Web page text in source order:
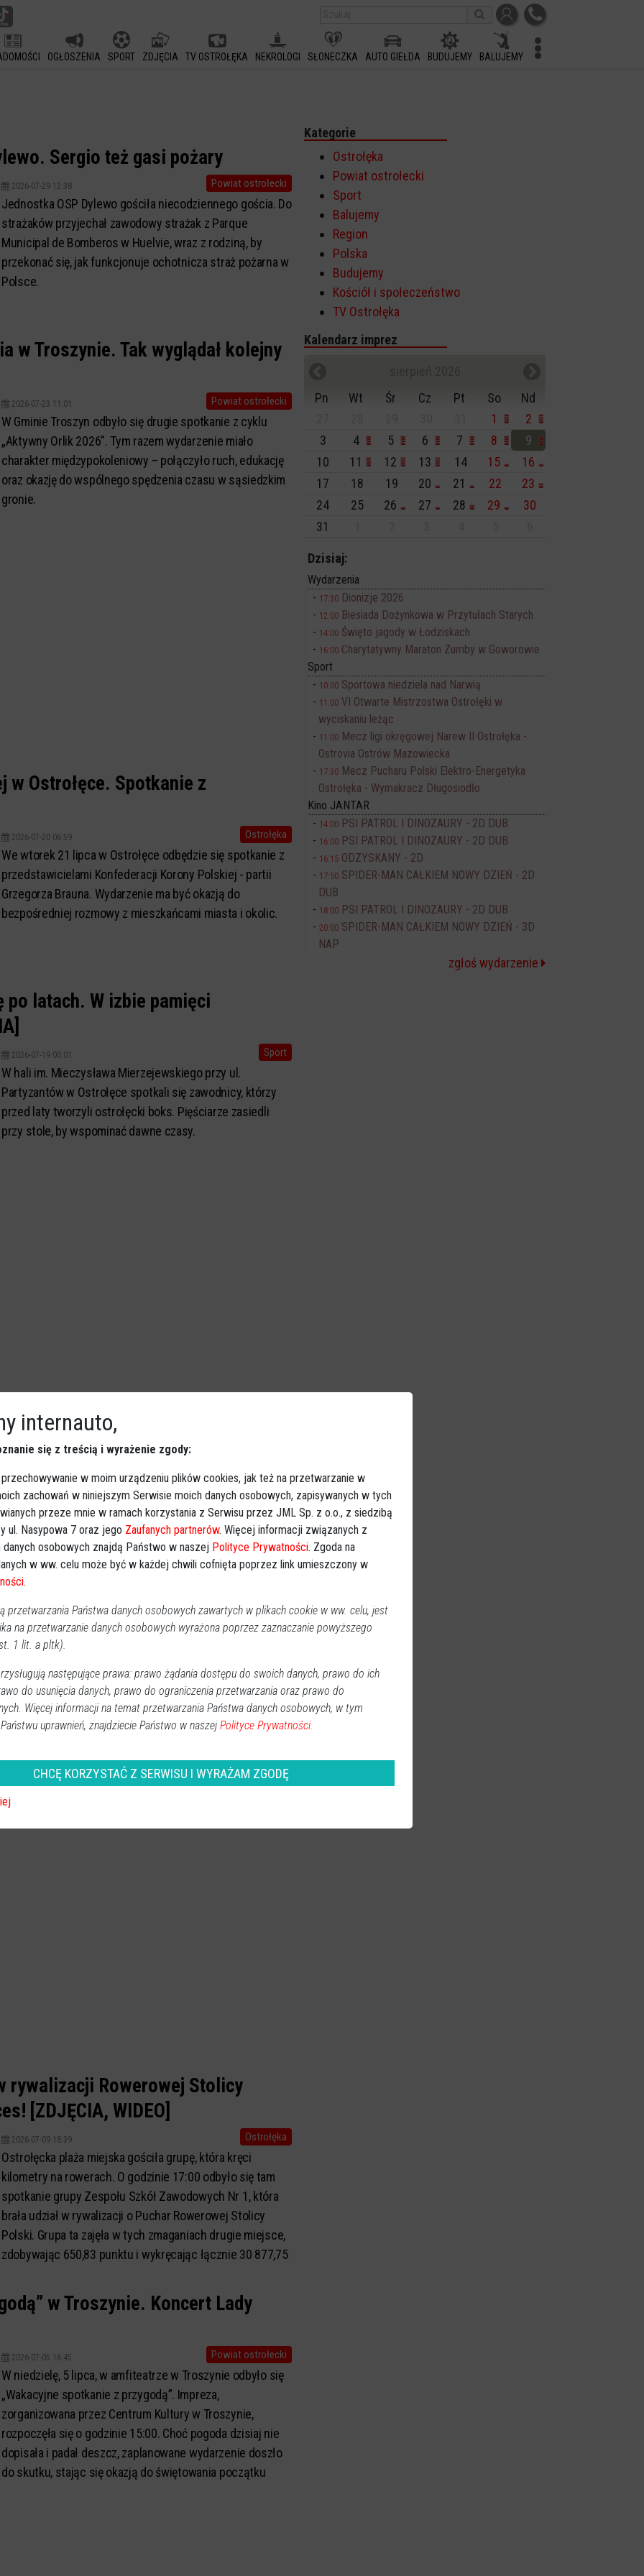
OGŁOSZENIA SPORT ZDJĘCIA TV OSTROŁĘKA NEKROLOGI SŁONECZKA AUTO GIEŁDA BUDUJEMY BALUJEMY
Sergio też gasi pożary
Powiat ostrołecki
2026-07-29 12:38
Jednostka OSP Dylewo gościła niecodziennego gościa. Do
strażaków przyjechał zawodowy strażak z Parque
Municipal de Bomberos w Huelvie, wraz z rodziną, by
przekonać się, jak funkcjonuje ochotnicza straż pożarna w
Polsce.
w Troszynie. Tak wyglądał kolejny
Powiat ostrołecki
2026-07-23 11:01
W Gminie Troszyn odbyło się drugie spotkanie z cyklu
„Aktywny Orlik 2026”. Tym razem wydarzenie miało
charakter międzypokoleniowy – połączyło ruch, edukację
oraz okazję do wspólnego spędzenia czasu w sąsiedzkim
gronie.
Ostrołęce. Spotkanie z
Ostrołęka
2026-07-20 06:59
We wtorek 21 lipca w Ostrołęce odbędzie się spotkanie z
przedstawicielami Konfederacji Korony Polskiej - partii
Grzegorza Brauna. Wydarzenie ma być okazją do
bezpośredniej rozmowy z mieszkańcami miasta i okolic.
latach. W izbie pamięci
Sport
2026-07-19 00:01
W hali im. Mieczysława Mierzejewskiego przy ul.
Partyzantów w Ostrołęce spotkali się zawodnicy, którzy
przed laty tworzyli ostrołęcki boks. Pięściarze zasiedli
przy stole, by wspominać dawne czasy.
na plażę. Przed nami
Ostrołęce
Ostrołęka
2026-07-15 12:36
Koło Gospodyń Miejskich w Ostrołęce organizuje letnie
spotkanie na świeżym powietrzu. Już w najbliższy
czwartek, 16 lipca, na plaży miejskiej odbędzie się
wydarzenie pod hasłem „Weekend Kobiecej Energii”.
Wspólna zabawa i relaks nad Narwią rozpoczną się o
godzinie 18:00.
Żochach. Kolejne spotkanie
Powiat ostrołecki
2026-07-15 12:05
W czwartek, 9 lipca, świetlica wiejska w Żochach gościła
hasłem „Sprawni Niepełnosprawni”. Wydarzenie to
zgromadziło osoby z niepełnosprawnościami oraz ich
opiekunów z czterech sąsiednich gmin: Czerwin,
rywalizacji Rowerowej Stolicy
[ZDJĘCIA, WIDEO]
Ostrołęka
2026-07-09 18:39
Ostrołęcka plaża miejska gościła grupę, która kręci
kilometry na rowerach. O godzinie 17:00 odbyło się tam
spotkanie grupy Zespołu Szkół Zawodowych Nr 1, która
brała udział w rywalizacji o Puchar Rowerowej Stolicy
Polski. Grupa ta zajęła w tych zmaganiach drugie miejsce,
zdobywając 650,83 punktu i wykręcając łącznie 30 877,75
w Troszynie. Koncert Lady
Powiat ostrołecki
2026-07-05 16:45
W niedzielę, 5 lipca, w amfiteatrze w Troszynie odbyło się
„Wakacyjne spotkanie z przygodą”. Impreza,
zorganizowana przez Centrum Kultury w Troszynie,
rozpoczęła się o godzinie 15:00. Choć pogoda dzisiaj nie
dopisała i padał deszcz, zaplanowane wydarzenie doszło
do skutku, stając się okazją do świętowania początku
Kategorie
Ostrołęka
Powiat ostrołecki
Sport
Balujemy
Region
Polska
Budujemy
Kościół i społeczeństwo
TV Ostrołęka
Kalendarz imprez
Pn
Wt Śr Cz Pt So
Nd
1
2
3
4 5 6 7 8
9
10
11 12 13 14 15
16
17
18 19 20 21 22
23
24
25 26 27 28 29
30
31
Dzisiaj:
Wydarzenia
17:30 Dionizje 2026
12:00 Biesiada Dożynkowa w Przytułach Starych
14:00 Święto jagody w Łodziskach
16:00 Charytatywny Maraton Zumby w Goworowie
Sport
10:00 Sportowa niedziela nad Narwią
11:00 VI Otwarte Mistrzostwa Ostrołęki w
wyciskaniu leżąc
11:00 Mecz ligi okręgowej Narew II Ostrołęka -
Ostrovia Ostrów Mazowiecka
17:30 Mecz Pucharu Polski Elektro-Energetyka
Ostrołęka - Wymakracz Długosiodło
Kino JANTAR
14:00 PSI PATROL I DINOZAURY - 2D DUB
16:00 PSI PATROL I DINOZAURY - 2D DUB
16:15 ODZYSKANY - 2D
17:50 SPIDER-MAN CAŁKIEM NOWY DZIEŃ - 2D
DUB
18:00 PSI PATROL I DINOZAURY - 2D DUB
20:00 SPIDER-MAN CAŁKIEM NOWY DZIEŃ - 3D
NAP
zgłoś wydarzenie
internauto,
się z treścią i wyrażenie zgody:
w moim urządzeniu plików cookies, jak też na przetwarzanie w
zachowań w niniejszym Serwisie moich danych osobowych, zapisywanych w tych
przeze mnie w ramach korzystania z Serwisu przez JML Sp. z o.o., z siedzibą
ul. Nasypowa 7 oraz jego Zaufanych partnerów. Więcej informacji związanych z
osobowych znajdą Państwo w naszej Polityce Prywatności. Zgoda na
w ww. celu może być w każdej chwili cofnięta poprzez link umieszczony w
.
przetwarzania Państwa danych osobowych zawartych w plikach cookie w ww. celu, jest
na przetwarzanie danych osobowych wyrażona poprzez zaznaczanie powyższego
1 lit. a pltk).
następujące prawa: prawo żądania dostępu do swoich danych, prawo do ich
do usunięcia danych, prawo do ograniczenia przetwarzania oraz prawo do
Więcej informacji na temat przetwarzania Państwa danych osobowych, w tym
uprawnień, znajdziecie Państwo w naszej Polityce Prywatności.
CHCĘ KORZYSTAĆ Z SERWISU I WYRAŻAM ZGODĘ